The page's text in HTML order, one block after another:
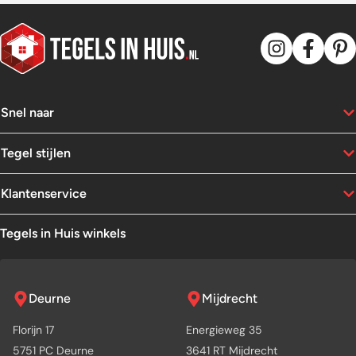
Snel naar
Tegel stijlen
Klantenservice
Tegels in Huis winkels
Deurne
Florijn 17
5751 PC Deurne
Mijdrecht
Energieweg 35
3641 RT Mijdrecht